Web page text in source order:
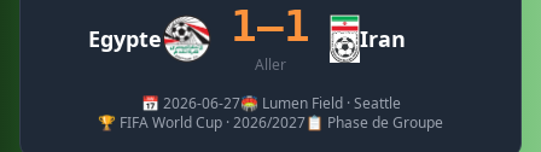
Egypte 1–1
Aller
Iran
📅 2026-06-27🏟️ Lumen Field · Seattle
🏆 FIFA World Cup · 2026/2027📋 Phase de Groupe